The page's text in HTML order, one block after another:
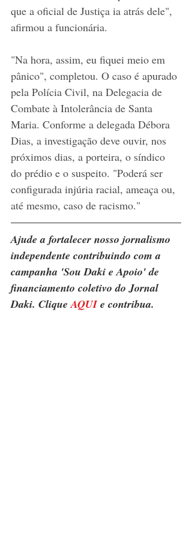
que a oficial de Justiça ia atrás dele",
afirmou a funcionária.
"Na hora, assim, eu fiquei meio em
pânico", completou. O caso é apurado
pela Polícia Civil, na Delegacia de
Combate à Intolerância de Santa
Maria. Conforme a delegada Débora
Dias, a investigação deve ouvir, nos
próximos dias, a porteira, o síndico
do prédio e o suspeito. "Poderá ser
configurada injúria racial, ameaça ou,
até mesmo, caso de racismo."
Ajude a fortalecer nosso jornalismo
independente contribuindo com a
campanha 'Sou Daki e Apoio' de
financiamento coletivo do Jornal
Daki. Clique AQUI e contribua.